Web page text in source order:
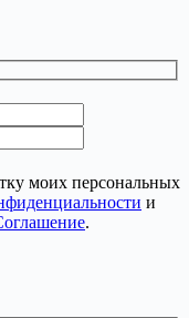
моих персональных
и
.